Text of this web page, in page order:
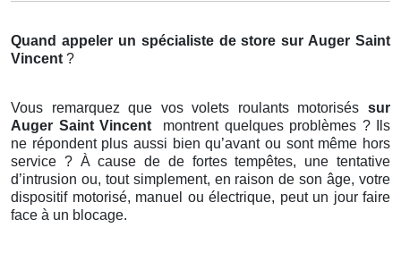
Quand appeler un spécialiste de store sur Auger Saint
Vincent ?
Vous remarquez que vos volets roulants motorisés sur
Auger Saint Vincent
montrent quelques problèmes ? Ils
ne répondent plus aussi bien qu’avant ou sont même hors
service ? À cause de de fortes tempêtes, une tentative
d’intrusion ou, tout simplement, en raison de son âge, votre
dispositif motorisé, manuel ou électrique, peut un jour faire
face à un blocage.